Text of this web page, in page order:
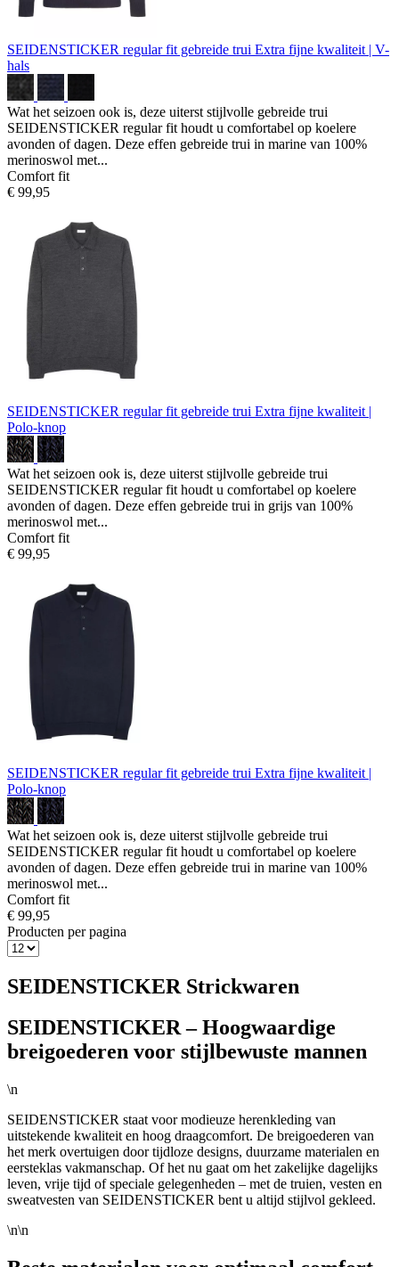
SEIDENSTICKER regular fit gebreide trui Extra fijne kwaliteit | V-
hals
Wat het seizoen ook is, deze uiterst stijlvolle gebreide trui
SEIDENSTICKER regular fit houdt u comfortabel op koelere
avonden of dagen. Deze effen gebreide trui in marine van 100%
merinoswol met...
Comfort fit
€ 99,95
SEIDENSTICKER regular fit gebreide trui Extra fijne kwaliteit |
Polo-knop
Wat het seizoen ook is, deze uiterst stijlvolle gebreide trui
SEIDENSTICKER regular fit houdt u comfortabel op koelere
avonden of dagen. Deze effen gebreide trui in grijs van 100%
merinoswol met...
Comfort fit
€ 99,95
SEIDENSTICKER regular fit gebreide trui Extra fijne kwaliteit |
Polo-knop
Wat het seizoen ook is, deze uiterst stijlvolle gebreide trui
SEIDENSTICKER regular fit houdt u comfortabel op koelere
avonden of dagen. Deze effen gebreide trui in marine van 100%
merinoswol met...
Comfort fit
€ 99,95
Producten per pagina
SEIDENSTICKER Strickwaren
SEIDENSTICKER – Hoogwaardige
breigoederen voor stijlbewuste mannen
\n
SEIDENSTICKER staat voor modieuze herenkleding van
uitstekende kwaliteit en hoog draagcomfort. De breigoederen van
het merk overtuigen door tijdloze designs, duurzame materialen en
eersteklas vakmanschap. Of het nu gaat om het zakelijke dagelijks
leven, vrije tijd of speciale gelegenheden – met de truien, vesten en
sweatvesten van SEIDENSTICKER bent u altijd stijlvol gekleed.
\n\n